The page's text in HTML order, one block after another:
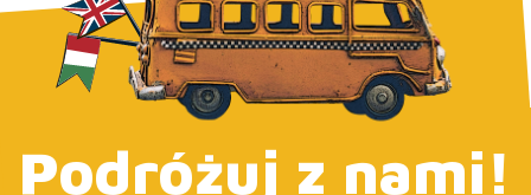
Podróżuj z nami!